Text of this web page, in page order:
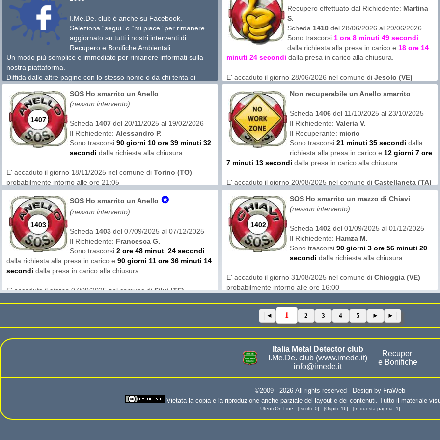
perdita un post su Facebook sul gruppo del paese. Notato
purtroppo da SCIACALLI come successo lo scorso mese.
Questa volta però ha trionfato l'onestà.
Sarà mia cura nei prossimi giorni informare gli organi
territorialmente competenti tra cui il comando compagnia
carabinieri e polizia locale.
aiuto.
Per tutti coloro che sono fuori regione ma sempre in grado di
intervenire, possono contattare l´amministratore di I.Me.De. club
che prontamente vi comunicherà i dati per il recupero.
Il richiedente dichiara di non aver contattato altri gruppi di
ricerca e di non aver chiesto aiuto sui social. Gli è anche
stato vivamente consigliato di non prendere altri contatti
nel mentre.
I.Me.De. club è anche su Facebook.
Seleziona “segui” o “mi piace” per rimanere
aggiornato su tutti i nostri interventi di
Recupero e Bonifiche Ambientali
Un modo più semplice e immediato per rimanere informati sulla
nostra piattaforma.
Diffida dalle altre pagine con lo stesso nome o da chi tenta di
imitarci.
Recupero effettuato dal Richiedente: Martina
S.
Scheda 1410del 28/06/2026 al 29/06/2026
Sono trascorsi 1 ora 8 minuti 49 secondi
dalla richiesta alla presa in carico e 18 ore 14
minuti 24 secondidalla presa in carico alla chiusura.
E' accaduto il giorno 28/06/2026 nel comune diJesolo (VE)
probabilmente intorno alle ore 10:00
L'area di ricerca era insabbia
1407
SOS Ho smarrito un Anello
(nessun intervento)
Scheda 1407del 20/11/2025 al 19/02/2026
Il Richiedente: Alessandro P.
Sono trascorsi 90 giorni 10 ore 39 minuti 32
secondi dalla richiesta alla chiusura.
E' accaduto il giorno 18/11/2025 nel comune diTorino (TO)
probabilmente intorno alle ore 21:05
L'area di ricerca era insabbia
Questa richiesta non ha avuto offerte di recupero.
Il richiedente dichiara di non aver contattato altri gruppi di
ricerca e di non aver chiesto aiuto sui social. Gli è anche
stato vivamente consigliato di non prendere altri contatti
nel mentre.
Non recuperabile un Anello smarrito
Scheda 1406del 11/10/2025 al 23/10/2025
Il Richiedente: Valeria V.
Il Recuperante: micrio
Sono trascorsi 21 minuti 35 secondi dalla
richiesta alla presa in carico e 12 giorni 7 ore
7 minuti 13 secondidalla presa in carico alla chiusura.
E' accaduto il giorno 20/08/2025 nel comune diCastellaneta (TA)
probabilmente intorno alle ore 10:00
L'area di ricerca è inacqua marina bassa (minore di 1mt)
Il richiedente ha dichiarato che in precedenza ha reso
pubblico questo smarrimento sui social o contattato altri
gruppi di ricerca che probabilmente non sono intervenuti o
hanno fallito il recupero.
Probabilmente ha anche svelato l'esatto luogo di
Nota per i recuperanti
di recupero.
1403
SOS Ho smarrito un Anello ✪
(nessun intervento)
Scheda 1403del 07/09/2025 al 07/12/2025
Il Richiedente: Francesca G.
Sono trascorsi 2 ore 48 minuti 24 secondi
dalla richiesta alla presa in carico e90 giorni 11 ore 36 minuti 14
secondidalla presa in carico alla chiusura.
E' accaduto il giorno 07/09/2025 nel comune diSilvi (TE)
Questa richiesta non ha avuto offerte di recupero.
Islero: La sig.ra a passeggio con il cane ha perso la fede
durante il percorso tra il punto dove è entrata e dove si è
1402
SOS Ho smarrito un mazzo di Chiavi
(nessun intervento)
Scheda 1402 del 01/09/2025 al 01/12/2025
Il Richiedente: Hamza M.
Sono trascorsi 90 giorni 3 ore 56 minuti 20
secondi dalla richiesta alla chiusura.
E' accaduto il giorno 31/08/2025 nel comune diChioggia (VE)
probabilmente intorno alle ore 16:00
Questa richiesta non ha avuto offerte di recupero.
Il richiedente dichiara di non aver contattato altri gruppi di
ricerca e di non aver chiesto aiuto sui social. Gli è anche
stato vivamente consigliato di non prendere altri contatti
nel mentre.
1 2 3 4 5
Italia Metal Detector club
I.Me.De. club (www.imede.it)
info@imede.it
Recuperi
e Bonifiche
©2009 - 2026 All rights reserved - Design by FraWeb
Vietata la copia e la riproduzione anche parziale del layout e dei contenuti. Tutto il materiale
Utenti On Line [Iscritti: 0] [Ospiti: 16] [In questa pagnia: 1]